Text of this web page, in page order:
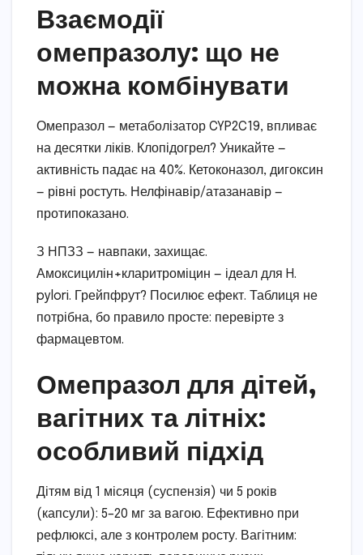
Взаємодії
омепразолу: що не
можна комбінувати
Омепразол — метаболізатор CYP2C19, впливає
на десятки ліків. Клопідогрел? Уникайте —
активність падає на 40%. Кетоконазол, дигоксин
— рівні ростуть. Нелфінавір/атазанавір —
протипоказано.
З НПЗЗ — навпаки, захищає.
Амоксицилін+кларитроміцин — ідеал для H.
pylori. Грейпфрут? Посилює ефект. Таблиця не
потрібна, бо правило просте: перевірте з
фармацевтом.
Омепразол для дітей,
вагітних та літніх:
особливий підхід
Дітям від 1 місяця (суспензія) чи 5 років
(капсули): 5–20 мг за вагою. Ефективно при
рефлюксі, але з контролем росту. Вагітним: